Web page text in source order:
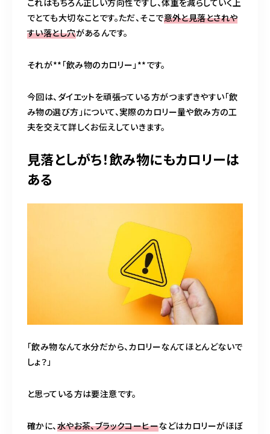
でとても大切なことです。ただ、そこで意外と見落とされや
すい落とし穴があるんです。
それが――**「飲み物のカロリー」**です。
今回は、ダイエットを頑張っている方がつまずきやすい「飲
み物の選び方」について、実際のカロリー量や飲み方の工
夫を交えて詳しくお伝えしていきます。
見落としがち！飲み物にもカロリーは
ある
「飲み物なんて水分だから、カロリーなんてほとんどないで
しょ？」
と思っている方は要注意です。
確かに、 水やお茶、ブラックコーヒーなどはカロリーがほぼ